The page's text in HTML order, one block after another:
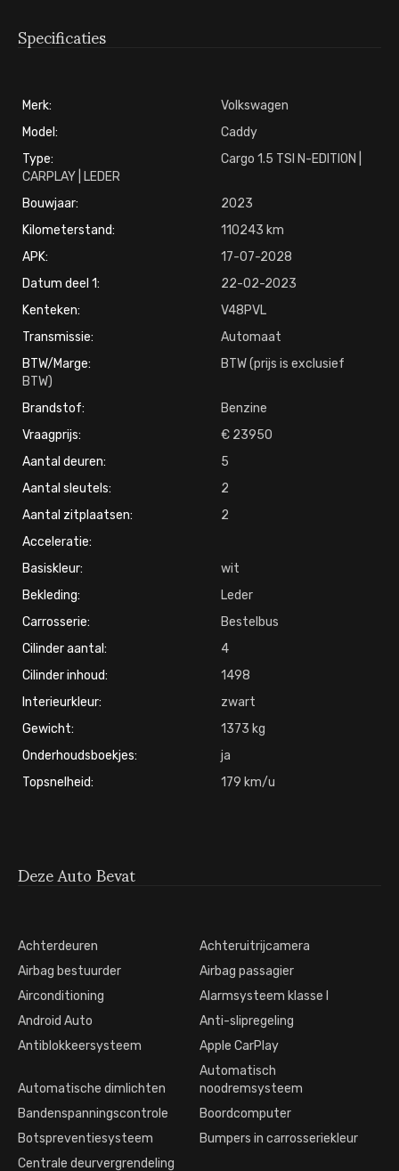
Specificaties
Merk:
Volkswagen
Model:
Caddy
Type:
Cargo 1.5 TSI N-EDITION |
CARPLAY | LEDER
Bouwjaar:
2023
Kilometerstand:
110243
APK:
17-07-2028
Datum deel 1:
22-02-2023
Kenteken:
V48PVL
Transmissie:
Automaat
BTW/Marge:
BTW (prijs is exclusief
BTW)
Brandstof:
Benzine
Vraagprijs:
23950
Aantal deuren:
5
Aantal sleutels:
2
Aantal zitplaatsen:
2
Acceleratie:
Basiskleur:
wit
Bekleding:
Leder
Carrosserie:
Bestelbus
Cilinder aantal:
4
Cilinder inhoud:
1498
Interieurkleur:
zwart
Gewicht:
1373
Onderhoudsboekjes:
ja
Topsnelheid:
179
Deze Auto Bevat
Achterdeuren
Achteruitrijcamera
Airbag bestuurder
Airbag passagier
Airconditioning
Alarmsysteem klasse I
Android Auto
Anti-slipregeling
Antiblokkeersysteem
Apple CarPlay
Automatische dimlichten
Automatisch
noodremsysteem
Bandenspanningscontrole
Boordcomputer
Botspreventiesysteem
Bumpers in carrosseriekleur
Centrale deurvergrendeling